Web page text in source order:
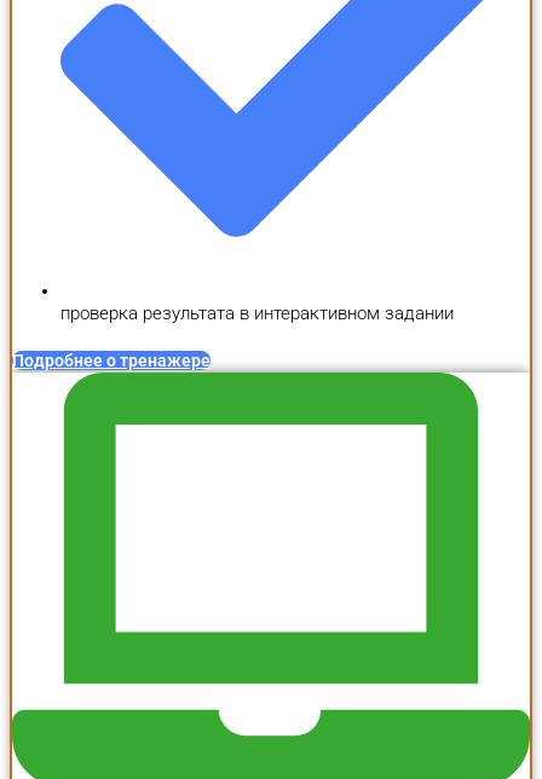
проверка результата в интерактивном задании
Подробнее о тренажере